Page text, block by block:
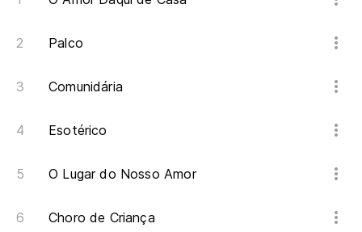
Palco
Comunidária
Esotérico
O Lugar do Nosso Amor
Choro de Criança